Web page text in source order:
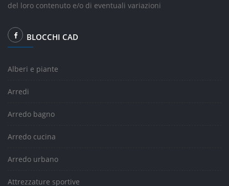
del loro contenuto e/o di eventuali variazioni
BLOCCHI CAD
Alberi e piante
Arredi
Arredo bagno
Arredo cucina
Arredo urbano
Attrezzature sportive